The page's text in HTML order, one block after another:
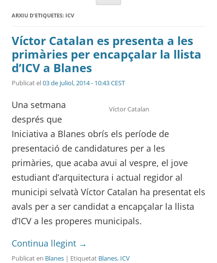
ARXIU D'ETIQUETES: ICV
Víctor Catalan es presenta a les
primàries per encapçalar la llista
d’ICV a Blanes
Publicat el03 de juliol, 2014 - 10:43 CEST
Víctor Catalan
Una setmana
després que
Iniciativa a Blanes obrís els període de
presentació de candidatures per a les
primàries, que acaba avui al vespre, el jove
estudiant d’arquitectura i actual regidor al
municipi selvatà Víctor Catalan ha presentat els
avals per a ser candidat a encapçalar la llista
d’ICV a les properes municipals.
Continua llegint →
Publicat en Blanes | Etiquetat Blanes, ICV